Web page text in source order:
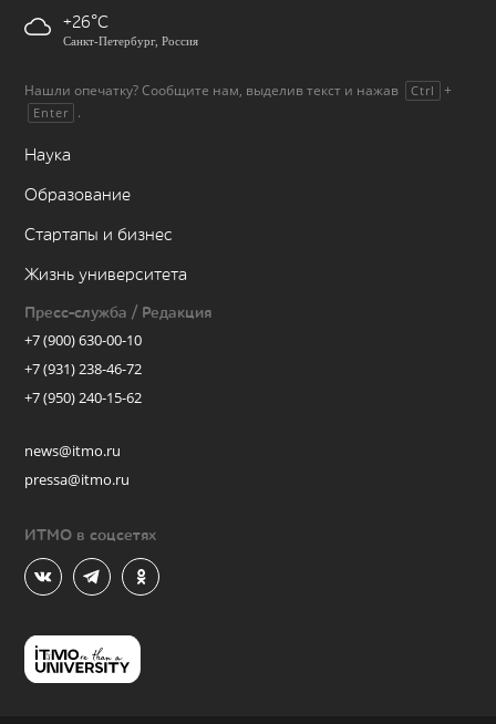
+26
Санкт-Петербург, Россия
Нашли опечатку? Сообщите нам, выделив текст и нажав Ctrl +
Enter .
Наука
Образование
Стартапы и бизнес
Жизнь университета
Пресс-служба / Редакция
+7 (900) 630-00-10
+7 (931) 238-46-72
+7 (950) 240-15-62
news@itmo.ru
pressa@itmo.ru
ИТМО в соцсетях